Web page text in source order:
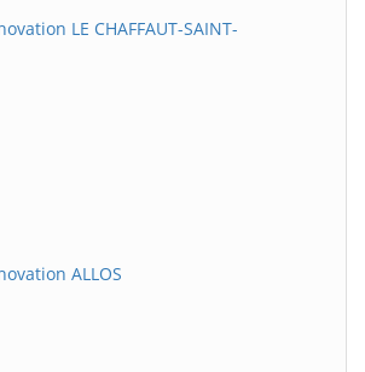
LE CHAFFAUT-SAINT-
ALLOS